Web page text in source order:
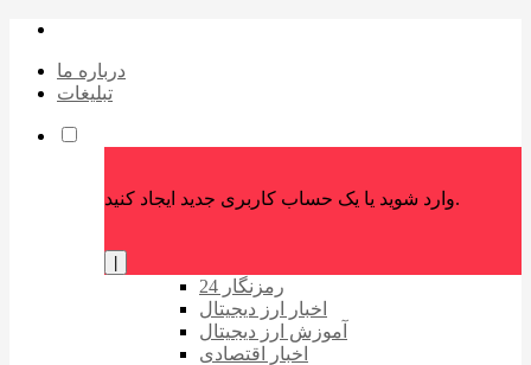
درباره ما
تبلیغات
وارد شوید یا یک حساب کاربری جدید ایجاد کنید.
رمزنگار 24
اخبار ارز دیجیتال
آموزش ارز دیجیتال
اخبار اقتصادی